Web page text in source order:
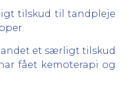
tilskud til tandpleje
et særligt tilskud
fået kemoterapi og